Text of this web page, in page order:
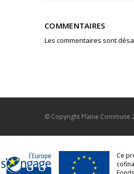
COMMENTAIRES
Les commentaires sont
© Copyright Plaine Commune
Ce